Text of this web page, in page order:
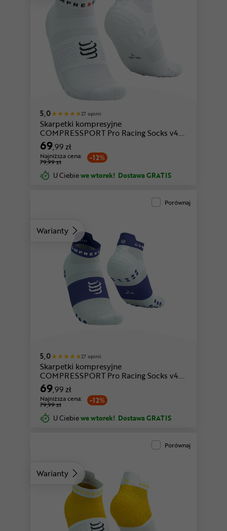
niebieski-biały
5,0 27 opinii
Skarpetki kompresyjne
COMPRESSPORT Pro Racing Socks v4.0
Run Low
69,99 zł
-12%
Najniższa cena:
79,99 zł
U Ciebiewe wtorek! Dostawa GRATIS
Warianty
Porównaj
5,0 27 opinii
Skarpetki kompresyjne
COMPRESSPORT Pro Racing Socks v4.0
Run Low
69,99 zł
-12%
Najniższa cena:
79,99 zł
U Ciebiewe wtorek! Dostawa GRATIS
Warianty
Porównaj